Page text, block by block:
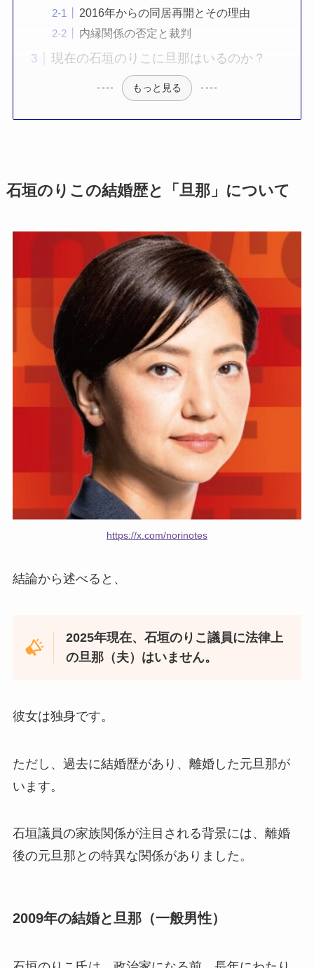
2016年からの同居再開とその理由
内縁関係の否定と裁判
現在の石垣のりこに旦那はいるのか？
もっと見る
石垣のりこの結婚歴と「旦那」について
https://x.com/norinotes
結論から述べると、
2025年現在、石垣のりこ議員に法律上
の旦那（夫）はいません。
彼女は独身です。
ただし、過去に結婚歴があり、離婚した元旦那が
います。
石垣議員の家族関係が注目される背景には、離婚
後の元旦那との特異な関係がありました。
2009年の結婚と旦那（一般男性）